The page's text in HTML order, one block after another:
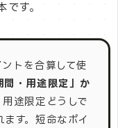
す。
トを合算して使
間・用途限定」か
途限定どうしで
す。短命なポイ